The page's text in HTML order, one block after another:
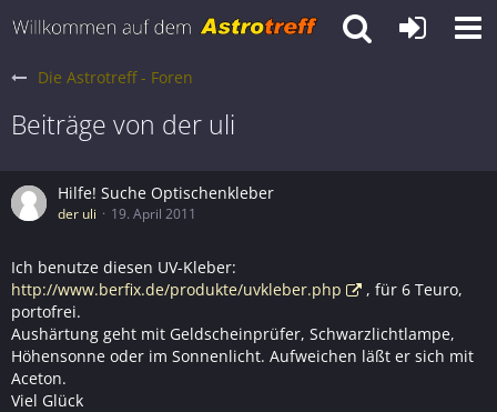
Die Astrotreff - Foren
Beiträge von der uli
Hilfe! Suche Optischenkleber
der uli 19. April 2011
Ich benutze diesen UV-Kleber:
http://www.berfix.de/produkte/uvkleber.php
, für 6 Teuro,
portofrei.
Aushärtung geht mit Geldscheinprüfer, Schwarzlichtlampe,
Höhensonne oder im Sonnenlicht. Aufweichen läßt er sich mit
Aceton.
Viel Glück